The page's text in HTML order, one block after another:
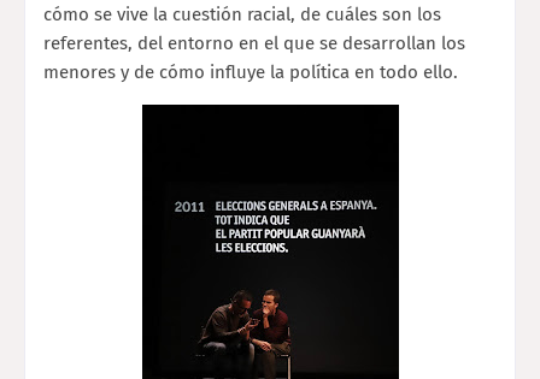
cómo se vive la cuestión racial, de cuáles son los
referentes, del entorno en el que se desarrollan los
menores y de cómo influye la política en todo ello.